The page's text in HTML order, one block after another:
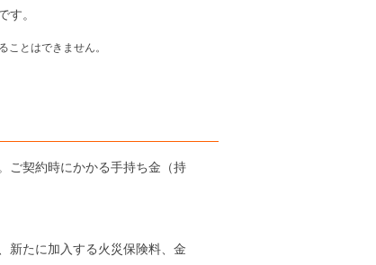
す。
ことはできません。
ご契約時にかかる手持ち金（持
新たに加入する火災保険料、金